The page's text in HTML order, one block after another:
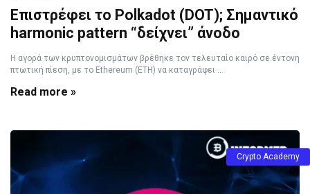
Επιστρέφει το Polkadot (DOT); Σημαντικό
harmonic pattern “δείχνει” άνοδο
Η αγορά των κρυπτονομισμάτων βρέθηκε τον τελευταίο καιρό σε έντονη
πτωτική πίεση, με το Ethereum (ETH) να καταγράφει ...
Read more »
Crypto Academy